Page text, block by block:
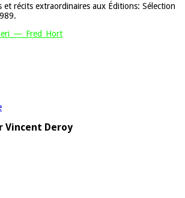
et récits extraordinaires aux Éditions: Sélection
Vincent Deroy